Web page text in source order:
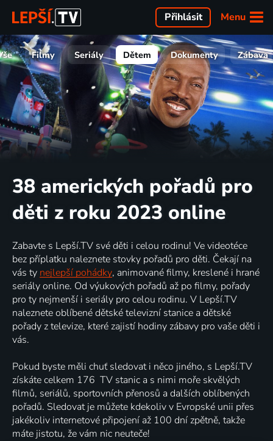
Menu
Přihlásit
Filmy Seriály Dětem Dokumenty Zábava
38 amerických pořadů pro
děti z roku 2023 online
Zabavte s Lepší.TV své děti i celou rodinu! Ve videotéce
bez příplatku naleznete stovky pořadů pro děti. Čekají na
vás ty nejlepší pohádky, animované filmy, kreslené i hrané
seriály online. Od výukových pořadů až po filmy, pořady
pro ty nejmenší i seriály pro celou rodinu. V Lepší.TV
naleznete oblíbené dětské televizní stanice a dětské
pořady z televize, které zajistí hodiny zábavy pro vaše děti i
vás.
Pokud byste měli chuť sledovat i něco jiného, s Lepší.TV
získáte celkem 176 TV stanic a s nimi moře skvělých
filmů, seriálů, sportovních přenosů a dalších oblíbených
pořadů. Sledovat je můžete kdekoliv v Evropské unii přes
jakékoliv internetové připojení až 100 dní zpětně, takže
máte jistotu, že vám nic neuteče!